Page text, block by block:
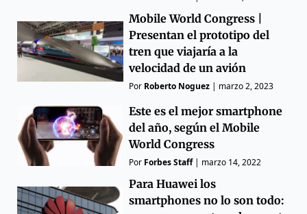
Mobile World Congress |
Presentan el prototipo del
tren que viajaría a la
velocidad de un avión
Por Roberto Noguez | marzo 2, 2023
Este es el mejor smartphone
del año, según el Mobile
World Congress
Por Forbes Staff| marzo 14, 2022
Para Huawei los
smartphones no lo son todo: